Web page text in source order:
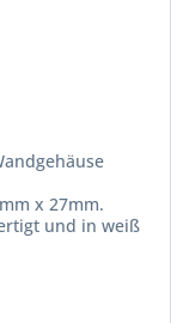
x 27mm.
und in weiß